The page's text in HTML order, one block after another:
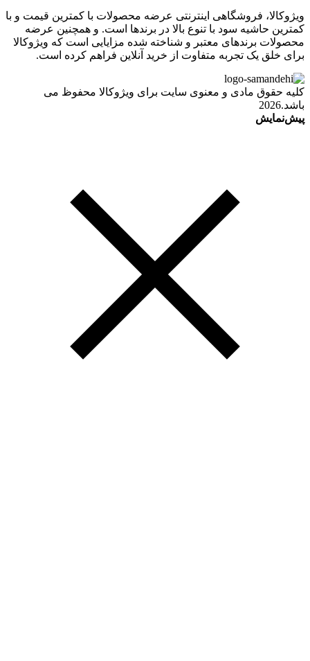
ویژوکالا، فروشگاهی اینترنتی عرضه محصولات با کمترین قیمت و با
کمترین حاشیه سود با تنوع بالا در برندها است. و همچنین عرضه
محصولات برندهای معتبر و شناخته شده مزایایی است که ویژوکالا
برای خلق یک تجربه متفاوت از خرید آنلاین فراهم کرده است.
کلیه حقوق مادی و معنوی سایت برای ویژوکالا محفوظ می
باشد.2026
پیش‌نمایش